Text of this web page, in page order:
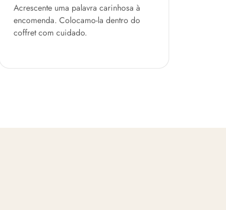
Acrescente uma palavra carinhosa à
encomenda. Colocamo-la dentro do
coffret com cuidado.